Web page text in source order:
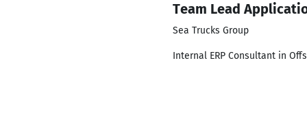
Team Lead
Sea Trucks Group
Internal ERP Consultant in